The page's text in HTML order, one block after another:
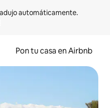
Pon tu casa en Airbnb